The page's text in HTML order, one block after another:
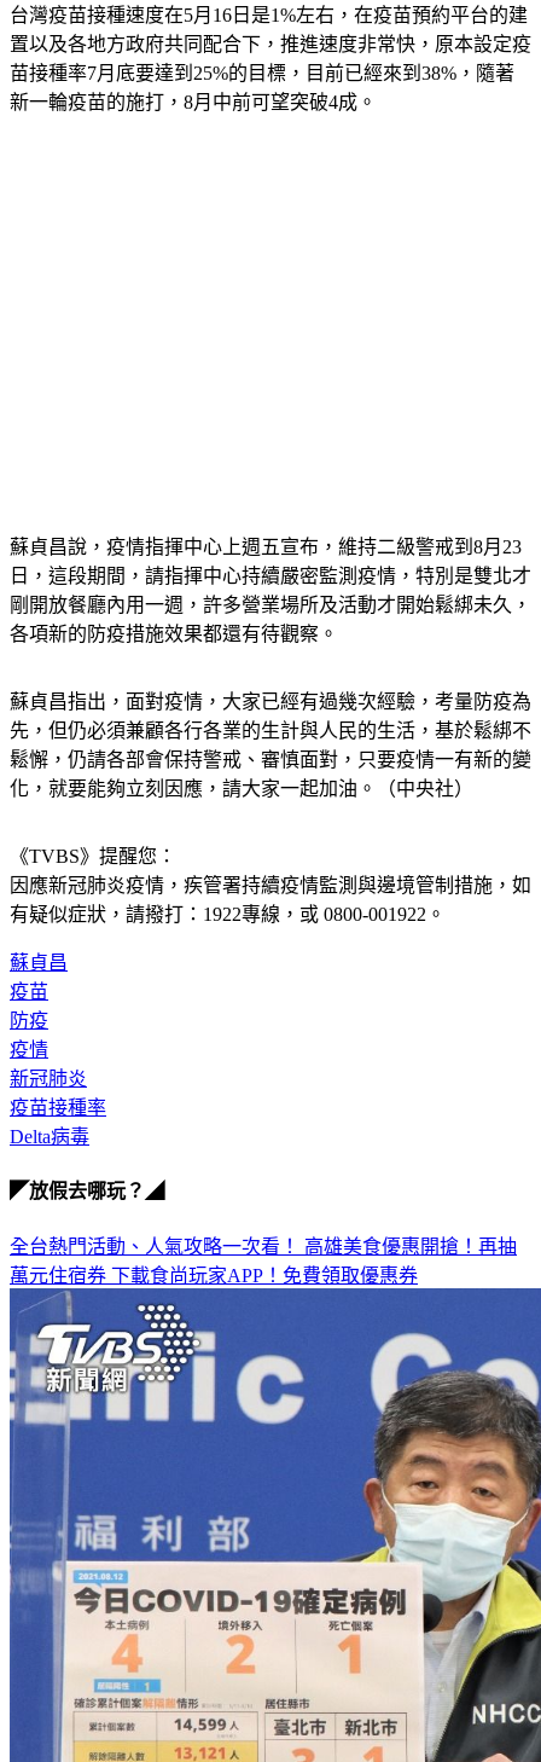
台灣疫苗接種速度在5月16日是1%左右，在疫苗預約平台的建
置以及各地方政府共同配合下，推進速度非常快，原本設定疫
苗接種率7月底要達到25%的目標，目前已經來到38%，隨著
新一輪疫苗的施打，8月中前可望突破4成。
蘇貞昌說，疫情指揮中心上週五宣布，維持二級警戒到8月23
日，這段期間，請指揮中心持續嚴密監測疫情，特別是雙北才
剛開放餐廳內用一週，許多營業場所及活動才開始鬆綁未久，
各項新的防疫措施效果都還有待觀察。
蘇貞昌指出，面對疫情，大家已經有過幾次經驗，考量防疫為
先，但仍必須兼顧各行各業的生計與人民的生活，基於鬆綁不
鬆懈，仍請各部會保持警戒、審慎面對，只要疫情一有新的變
化，就要能夠立刻因應，請大家一起加油。（中央社）
《TVBS》提醒您：
因應新冠肺炎疫情，疾管署持續疫情監測與邊境管制措施， 如
有疑似症狀，請撥打：1922專線，或 0800-001922。
蘇貞昌
疫苗
防疫
疫情
新冠肺炎
疫苗接種率
Delta病毒
◤放假去哪玩？◢
全台熱門活動、人氣攻略一次看！ 高雄美食優惠開搶！再抽
萬元住宿券 下載食尚玩家APP！免費領取優惠券